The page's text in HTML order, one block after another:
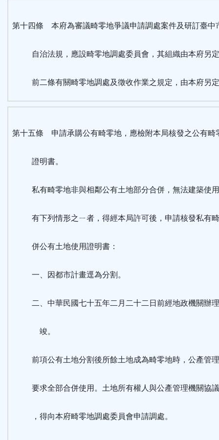
第十四條 本府為審議畸零地爭議申請調處案件及研訂臺中
自治法規，應設畸零地調處委員會，其組織由本府另
前二條有關畸零地調處及徵收作業之規定，由本府另
第十五條 申請承購公有畸零地，應檢附本局核發之公有畸
證明書。
私有畸零地非與相鄰公有土地部分合併，無法建築使
有下列情形之ㄧ者，得經本局許可後，申請核發私有
併公有土地使用證明書：
一、因都市計畫逕為分割。
二、中華民國七十五年二月二十二日前經地政機關辦
竣。
前項公有土地分割後所餘土地成為畸零地時，公產管
要求全部合併使用。土地所有權人與公產管理機關協
，得向本府畸零地調處委員會申請調處。